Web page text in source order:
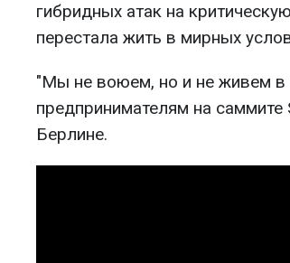
гибридных атак на
перестала жить в мирных
"Мы не воюем, но и не живем в
предпринимателям на
Берлине.